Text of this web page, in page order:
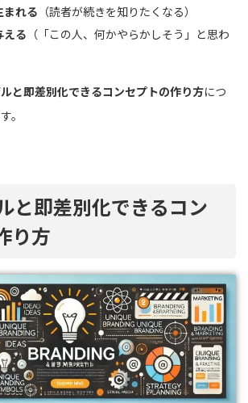
まれる （読者が続きを知りたくなる）
える （「この人、何かやらかしそう」と思わ
と即差別化できるコンセプトの作り方につ
。
と即差別化できるコン
り方